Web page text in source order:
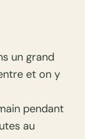
un grand
et on y
pendant
au